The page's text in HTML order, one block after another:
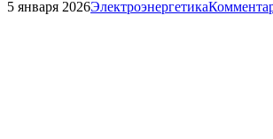
5 января 2026Электроэнергетика